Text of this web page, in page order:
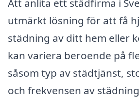
Att anlita ett städfirma i
utmärkt lösning för att få
städning av ditt hem eller
kan variera beroende på
såsom typ av städtjänst,
och frekvensen av